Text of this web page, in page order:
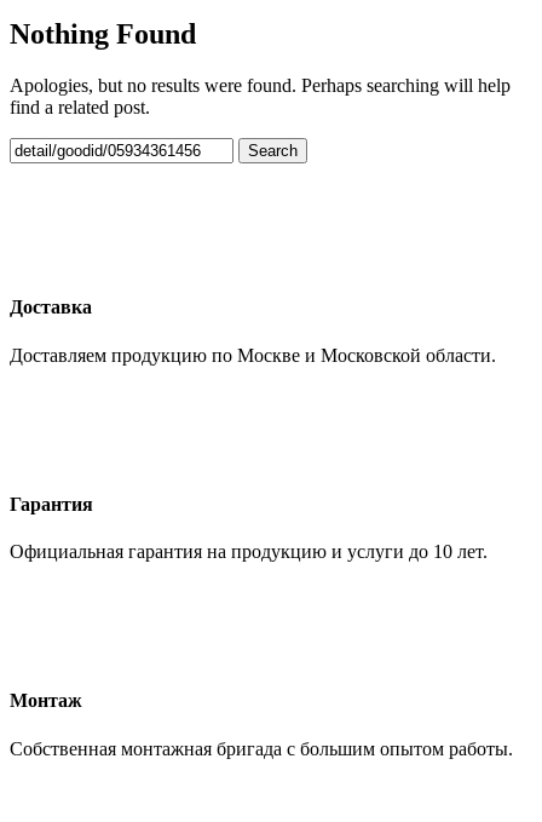
Nothing Found
Apologies, but no results were found. Perhaps searching will help
find a related post.
Search
Доставка
Доставляем продукцию по Москве и Московской области.
Гарантия
Официальная гарантия на продукцию и услуги до 10 лет.
Монтаж
Собственная монтажная бригада с большим опытом работы.